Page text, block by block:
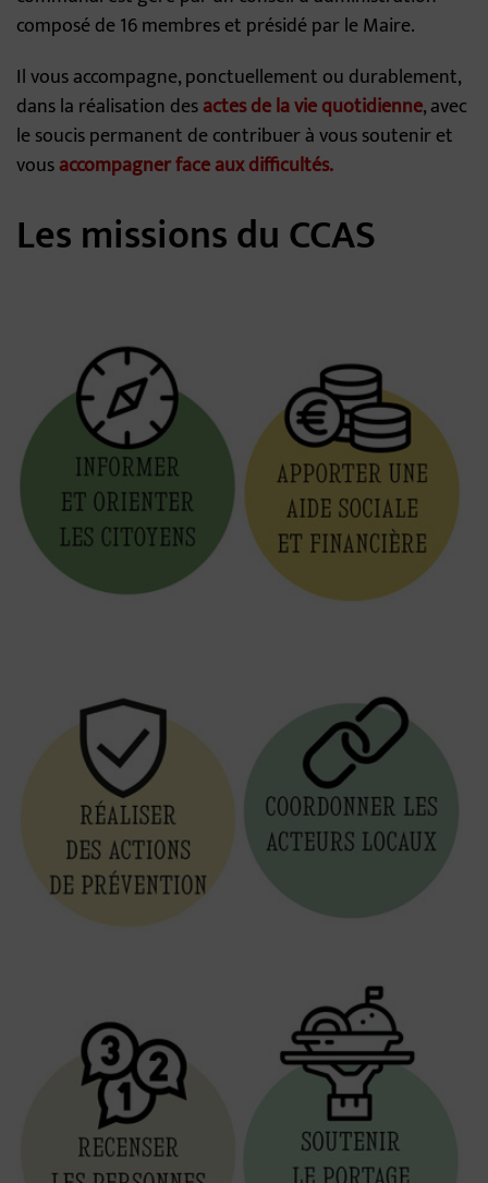
composé de 16 membres et présidé par le Maire.
Il vous accompagne, ponctuellement ou durablement,
dans la réalisation desactes de la vie quotidienne, avec
le soucis permanent de contribuer à vous soutenir et
vousaccompagner face aux difficultés.
Les missions du CCAS